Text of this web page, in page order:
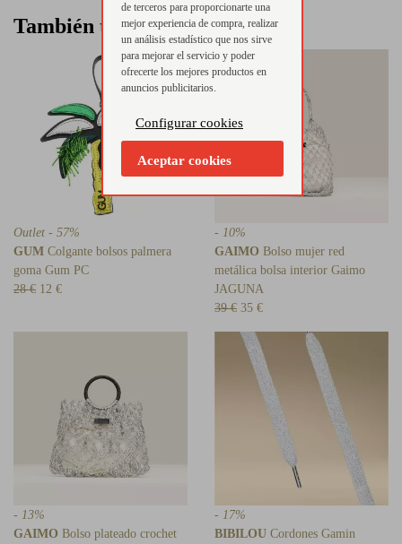
También te puede interesar
Outlet - 57%
GUM Colgante bolsos palmera
goma Gum PC
28 € 12 €
- 10%
GAIMO Bolso mujer red
metálica bolsa interior Gaimo
JAGUNA
39 € 35 €
- 13%
GAIMO Bolso plateado crochet
- 17%
BIBILOU Cordones Gamin
de terceros para proporcionarte una
mejor experiencia de compra, realizar
un análisis estadístico que nos sirve
para mejorar el servicio y poder
ofrecerte los mejores productos en
anuncios publicitarios.
Configurar cookies
Aceptar cookies